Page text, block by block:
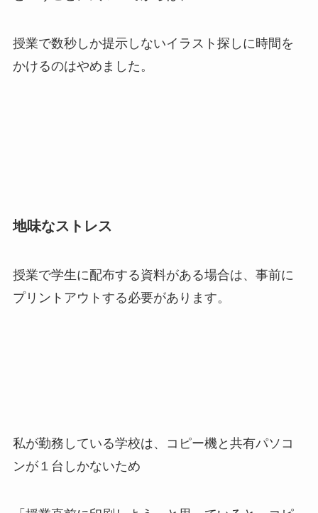
授業で数秒しか提示しないイラスト探しに時間を
かけるのはやめました。
地味なストレス
授業で学生に配布する資料がある場合は、事前に
プリントアウトする必要があります。
私が勤務している学校は、コピー機と共有パソコ
ンが１台しかないため